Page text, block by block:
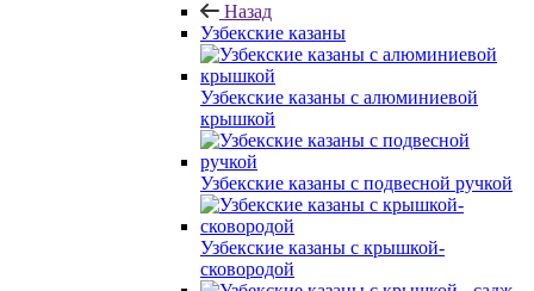
Назад
Узбекские казаны
Узбекские казаны с алюминиевой
крышкой
Узбекские казаны с подвесной ручкой
Узбекские казаны с крышкой-
сковородой